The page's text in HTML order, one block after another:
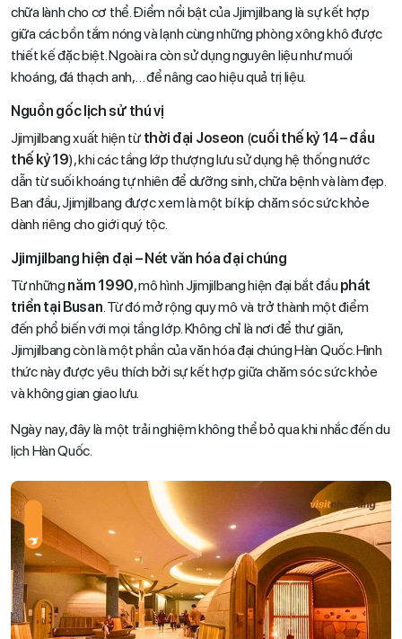
chữa lành cho cơ thể. Điểm nổi bật của Jjimjilbang là sự kết hợp
giữa các bồn tắm nóng và lạnh cùng những phòng xông khô được
thiết kế đặc biệt. Ngoài ra còn sử dụng nguyên liệu như muối
khoáng, đá thạch anh,… để nâng cao hiệu quả trị liệu.
Nguồn gốc lịch sử thú vị
Jjimjilbang xuất hiện từ thời đại Joseon (cuối thế kỷ 14 – đầu
thế kỷ 19), khi các tầng lớp thượng lưu sử dụng hệ thống nước
dẫn từ suối khoáng tự nhiên để dưỡng sinh, chữa bệnh và làm đẹp.
Ban đầu, Jjimjilbang được xem là một bí kíp chăm sóc sức khỏe
dành riêng cho giới quý tộc.
Jjimjilbang hiện đại – Nét văn hóa đại chúng
Từ những năm 1990, mô hình Jjimjilbang hiện đại bắt đầu phát
triển tại Busan . Từ đó mở rộng quy mô và trở thành một điểm
đến phổ biến với mọi tầng lớp. Không chỉ là nơi để thư giãn,
Jjimjilbang còn là một phần của văn hóa đại chúng Hàn Quốc. Hình
thức này được yêu thích bởi sự kết hợp giữa chăm sóc sức khỏe
và không gian giao lưu.
Ngày nay, đây là một trải nghiệm không thể bỏ qua khi nhắc đến du
lịch Hàn Quốc.